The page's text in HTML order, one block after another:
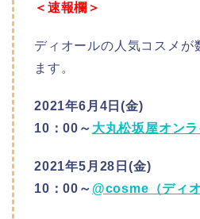
＜速報欄＞
ディオールの人気コスメが
ます。
2021年6月4日(金)
10：00～ 大丸松坂屋オン
2021年5月28日(金)
10：00～ @cosme（ディオ